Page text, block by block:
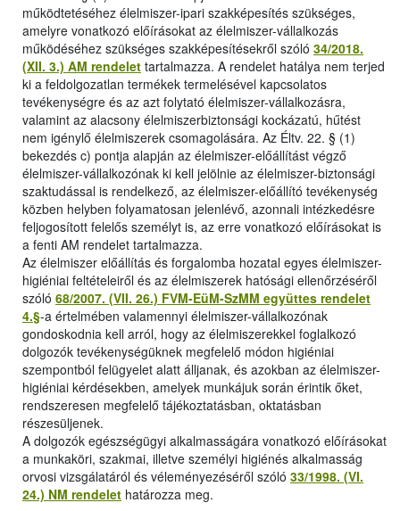
működtetéséhez élelmiszer-ipari szakképesítés szükséges,
amelyre vonatkozó előírásokat az élelmiszer-vállalkozás
működéséhez szükséges szakképesítésekről szóló 34/2018.
(XII. 3.) AM rendelet tartalmazza. A rendelet hatálya nem terjed
ki a feldolgozatlan termékek termelésével kapcsolatos
tevékenységre és az azt folytató élelmiszer-vállalkozásra,
valamint az alacsony élelmiszerbiztonsági kockázatú, hűtést
nem igénylő élelmiszerek csomagolására. Az Éltv. 22. § (1)
bekezdés c) pontja alapján az élelmiszer-előállítást végző
élelmiszer-vállalkozónak ki kell jelölnie az élelmiszer-biztonsági
szaktudással is rendelkező, az élelmiszer-előállító tevékenység
közben helyben folyamatosan jelenlévő, azonnali intézkedésre
feljogosított felelős személyt is, az erre vonatkozó előírásokat is
a fenti AM rendelet tartalmazza.
Az élelmiszer előállítás és forgalomba hozatal egyes élelmiszer-
higiéniai feltételeiről és az élelmiszerek hatósági ellenőrzéséről
szóló 68/2007. (VII. 26.) FVM-EüM-SzMM együttes rendelet
4.§-a értelmében valamennyi élelmiszer-vállalkozónak
gondoskodnia kell arról, hogy az élelmiszerekkel foglalkozó
dolgozók tevékenységüknek megfelelő módon higiéniai
szempontból felügyelet alatt álljanak, és azokban az élelmiszer-
higiéniai kérdésekben, amelyek munkájuk során érintik őket,
rendszeresen megfelelő tájékoztatásban, oktatásban
részesüljenek.
A dolgozók egészségügyi alkalmasságára vonatkozó előírásokat
a munkaköri, szakmai, illetve személyi higiénés alkalmasság
orvosi vizsgálatáról és véleményezéséről szóló 33/1998. (VI.
24.) NM rendelet határozza meg.